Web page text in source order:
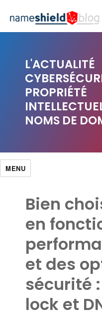
L'ACTUALITÉ
PROPRIÉTÉ
NOMS DE
MENU
Bien
en
et des
sécurité
lock et